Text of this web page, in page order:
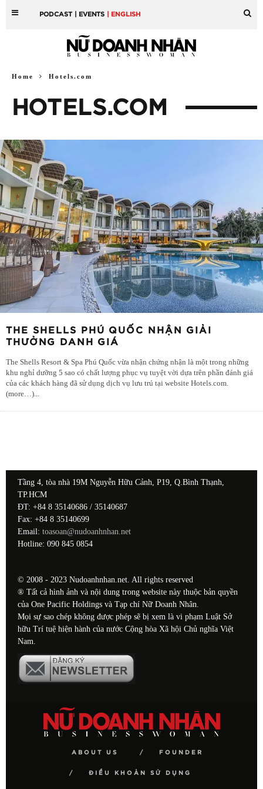
PODCAST | EVENTS | ENGLISH
Home Hotels.com
HOTELS.COM
THE SHELLS PHÚ QUỐC NHẬN GIẢI
THƯỞNG DANH GIÁ
The Shells Resort & Spa Phú Quốc vừa nhận chứng nhận là một trong những
khu nghỉ dưỡng 5 sao có chất lượng phục vụ tuyệt vời dựa trên phần đánh giá
của các khách hàng đã sử dụng dịch vụ lưu trú tại website Hotels.com.
(more…)...
Tầng 4, tòa nhà 19M Nguyễn Hữu Cảnh, P19, Q.Bình Thạnh,
TP.HCM
ĐT: +84 8 35140686 / 35140687
Fax: +84 8 35140699
Email: toasoan@nudoanhnhan.net
Hotline: 090 845 0854
© 2008 - 2023 Nudoanhnhan.net. All rights reserved
® Tất cả hình ảnh và nội dung trong website này thuộc bản quyền
của One Pacific Holdings và Tạp chí Nữ Doanh Nhân.
Mọi sự sao chép không được phép sẽ bị xem là vi phạm Luật Sở
hữu Trí tuệ hiện hành của nước Cộng hòa Xã hội Chủ nghĩa Việt
Nam.
ABOUT US FOUNDER
ĐIỀU KHOẢN SỬ DỤNG